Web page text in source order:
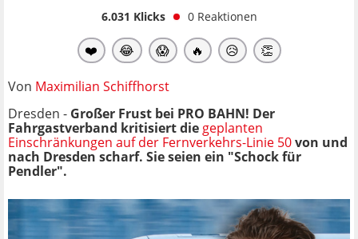
6.031 Klicks 0 Reaktionen
❤️ 😂 😱 🔥 😥 👏
Von Maximilian Schiffhorst
Dresden - Großer Frust bei PRO BAHN! Der
Fahrgastverband kritisiert die geplanten
Einschränkungen auf der Fernverkehrs-Linie 50von und
nach Dresden scharf. Sie seien ein "Schock für
Pendler".